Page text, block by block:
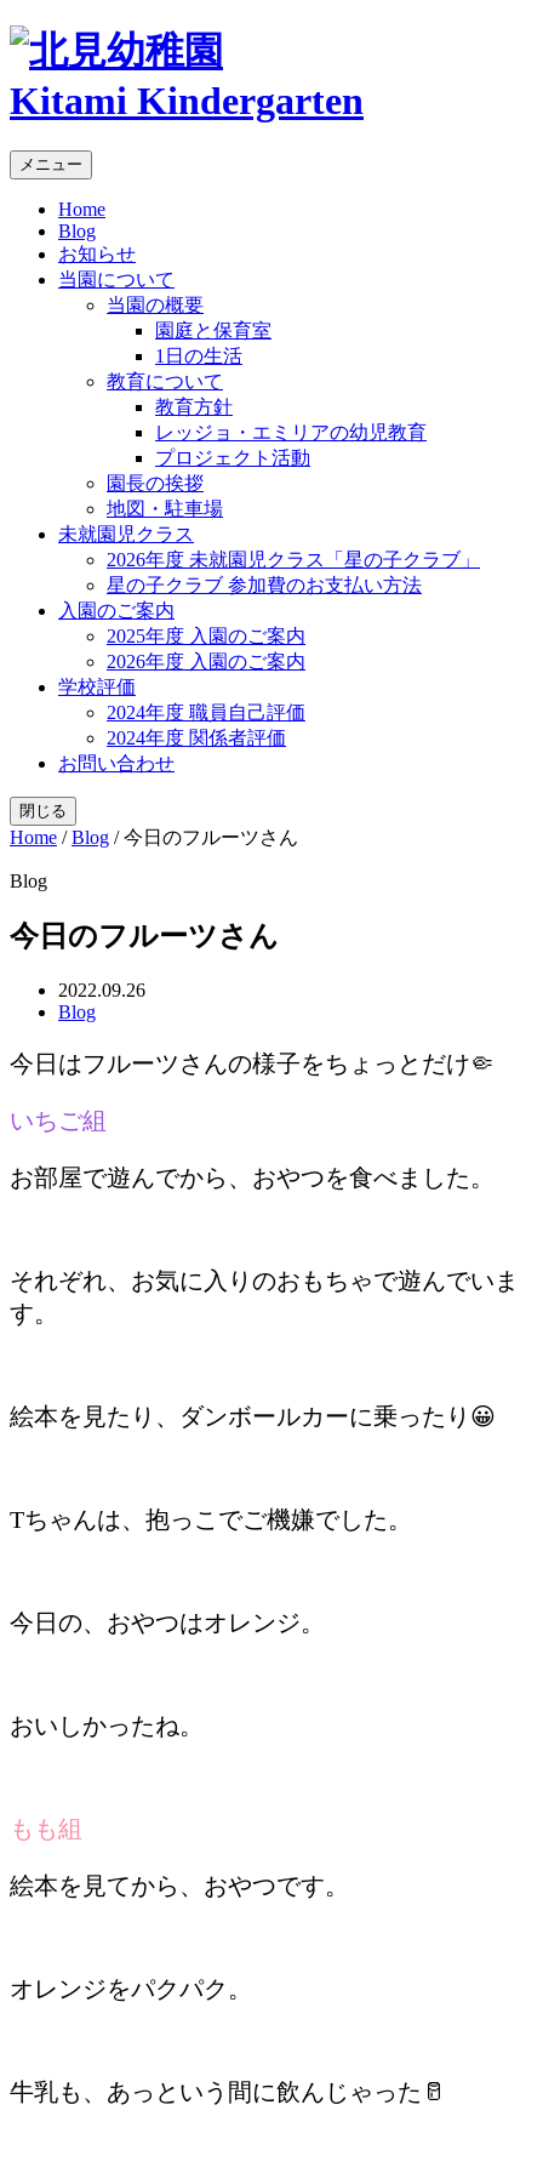
Kitami Kindergarten
メニュー
Home
Blog
お知らせ
当園について
当園の概要
園庭と保育室
1日の生活
教育について
教育方針
レッジョ・エミリアの幼児教育
プロジェクト活動
園長の挨拶
地図・駐車場
未就園児クラス
2026年度 未就園児クラス「星の子クラブ」
星の子クラブ 参加費のお支払い方法
入園のご案内
2025年度 入園のご案内
2026年度 入園のご案内
学校評価
2024年度 職員自己評価
2024年度 関係者評価
お問い合わせ
閉じる
Home /Blog /今日のフルーツさん
Blog
今日のフルーツさん
2022.09.26
Blog
今日はフルーツさんの様子をちょっとだけ🤏
いちご組
お部屋で遊んでから、おやつを食べました。
それぞれ、お気に入りのおもちゃで遊んでいま
す。
絵本を見たり、ダンボールカーに乗ったり😀
Tちゃんは、抱っこでご機嫌でした。
今日の、おやつはオレンジ。
おいしかったね。
もも組
絵本を見てから、おやつです。
オレンジをパクパク。
牛乳も、あっという間に飲んじゃった🥛